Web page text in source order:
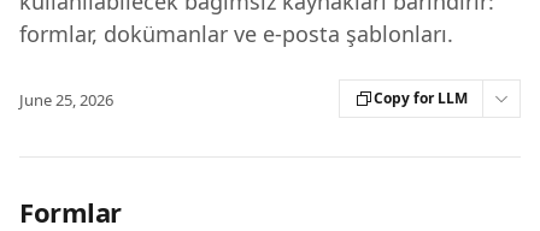
formlar, dokümanlar ve e-posta şablonları.
June 25, 2026 Copy for LLM
Formlar